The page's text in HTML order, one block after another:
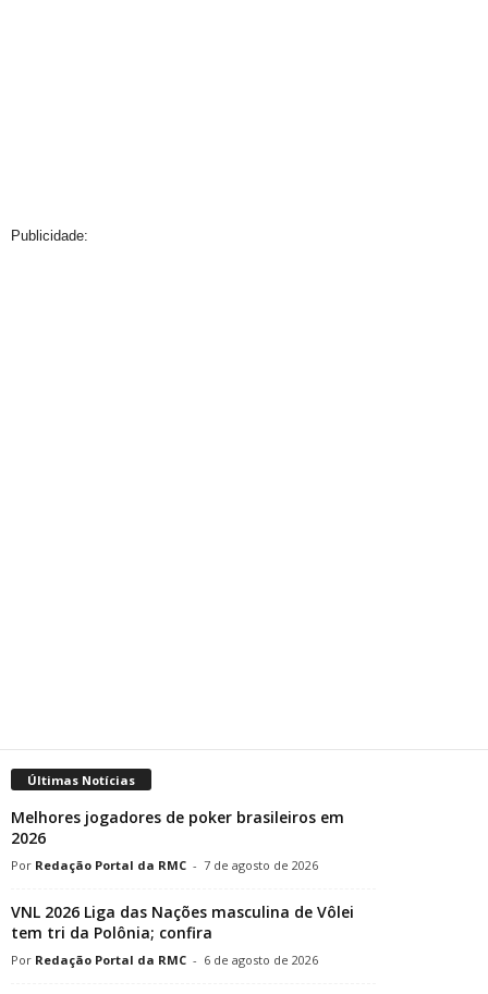
Publicidade:
Últimas Notícias
Melhores jogadores de poker brasileiros em
2026
Redação Portal da RMC - 7 de agosto de 2026
VNL 2026 Liga das Nações masculina de Vôlei
tem tri da Polônia; confira
Redação Portal da RMC - 6 de agosto de 2026